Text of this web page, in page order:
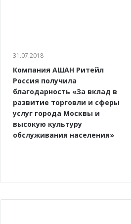
31.07.2018
Компания АШАН Ритейл
Россия получила
благодарность «За вклад в
развитие торговли и сферы
услуг города Москвы и
высокую культуру
обслуживания населения»